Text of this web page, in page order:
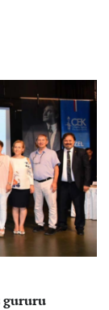
gururu